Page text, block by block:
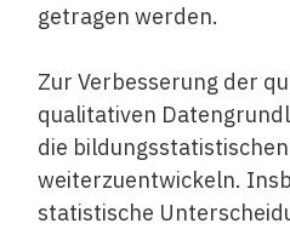
getragen werden.
Zur Verbesserung der
qualitativen
die
weiterzuentwickeln.
statistische